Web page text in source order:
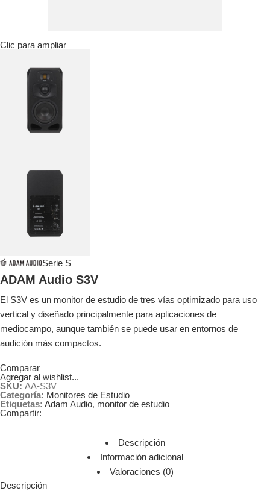
Clic para ampliar
Serie S
ADAM Audio S3V
El S3V es un monitor de estudio de tres vías optimizado para uso
vertical y diseñado principalmente para aplicaciones de
mediocampo, aunque también se puede usar en entornos de
audición más compactos.
Comparar
Agregar al wishlist...
SKU: AA-S3V
Categoría: Monitores de Estudio
Etiquetas: Adam Audio, monitor de estudio
Compartir:
Descripción
Información adicional
Valoraciones (0)
Descripción